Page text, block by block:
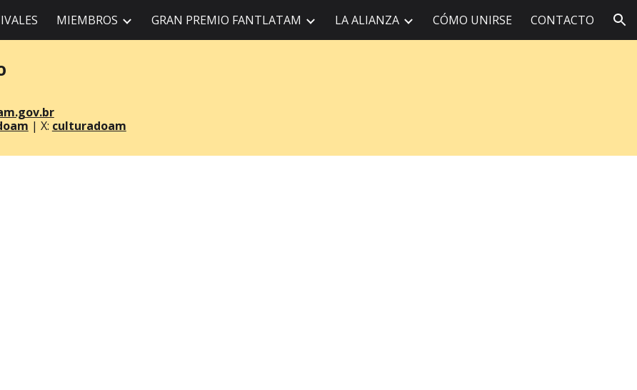
to main content Skip to navigation
MIEMBROS GRAN PREMIO FANTLATAM LA ALIANZA CÓMO UNIRSE CONTACTO
| X: culturadoam